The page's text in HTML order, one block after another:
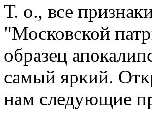
Т. о., все
"Московской
образец
самый яркий.
нам следующие